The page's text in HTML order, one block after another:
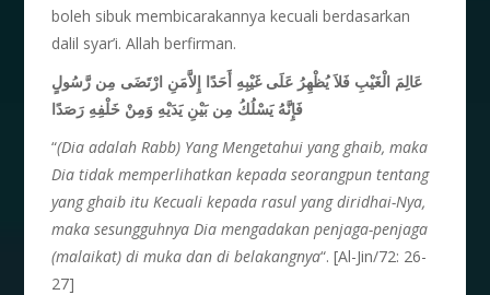
boleh sibuk membicarakannya kecuali berdasarkan
dalil syar’i. Allah berfirman.
عَالِمَ الْغَيْبِ فَلاَ يُظْهِرُ عَلَى غَيْبِهِ أَحَدًا إِلاَّمَنِ ارْتَضَى مِن رَّسُولٍ
فَإِنَّهُ يَسْلُكُ مِن بَيْنِ يَدَيْهِ وَمِنْ خَلْفِهِ رَصَدًا
“(Dia adalah Rabb) Yang Mengetahui yang ghaib, maka
Dia tidak memperlihatkan kepada seorangpun tentang
yang ghaib itu Kecuali kepada rasul yang diridhai-Nya,
maka sesungguhnya Dia mengadakan penjaga-penjaga
(malaikat) di muka dan di belakangnya“. [Al-Jin/72: 26-
27]